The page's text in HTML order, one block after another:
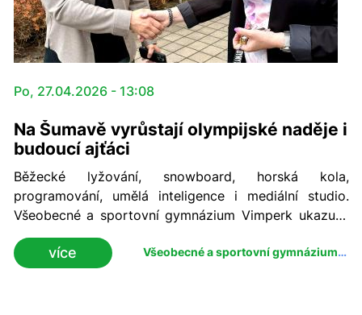
Po, 27.04.2026 - 13:08
Na Šumavě vyrůstají olympijské naděje i
budoucí ajťáci
Běžecké lyžování, snowboard, horská kola,
programování, umělá inteligence i mediální studio.
Všeobecné a sportovní gymnázium Vimperk ukazuje,
že i menší škola může mít velké ambice a nabídnout
žákům něco, co jinde v kraji jen tak nenajdou.
více
Všeobecné a sportovní gymnázium